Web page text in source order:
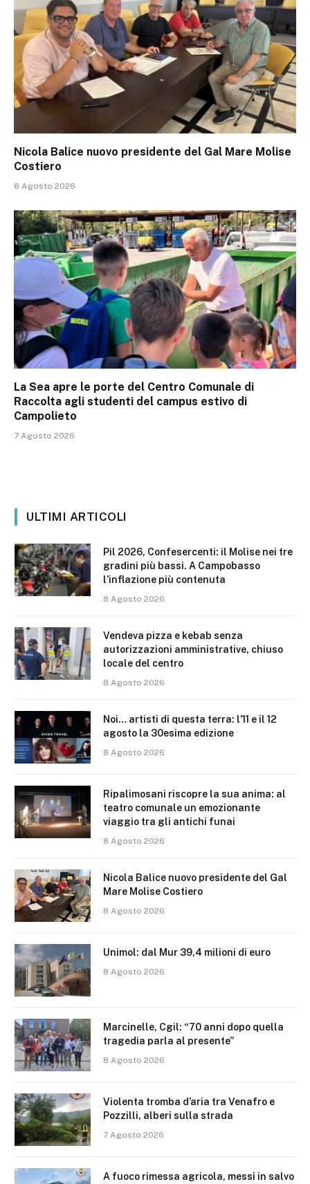
Nicola Balice nuovo presidente del Gal Mare Molise
Costiero
8 Agosto 2026
La Sea apre le porte del Centro Comunale di
Raccolta agli studenti del campus estivo di
Campolieto
7 Agosto 2026
ULTIMI ARTICOLI
Pil 2026, Confesercenti: il Molise nei tre
gradini più bassi. A Campobasso
l’inflazione più contenuta
8 Agosto 2026
Vendeva pizza e kebab senza
autorizzazioni amministrative, chiuso
locale del centro
8 Agosto 2026
Noi… artisti di questa terra: l’11 e il 12
agosto la 30esima edizione
8 Agosto 2026
Ripalimosani riscopre la sua anima: al
teatro comunale un emozionante
viaggio tra gli antichi funai
8 Agosto 2026
Nicola Balice nuovo presidente del Gal
Mare Molise Costiero
8 Agosto 2026
Unimol: dal Mur 39,4 milioni di euro
8 Agosto 2026
Marcinelle, Cgil: “70 anni dopo quella
tragedia parla al presente”
8 Agosto 2026
Violenta tromba d’aria tra Venafro e
Pozzilli, alberi sulla strada
7 Agosto 2026
A fuoco rimessa agricola, messi in salvo